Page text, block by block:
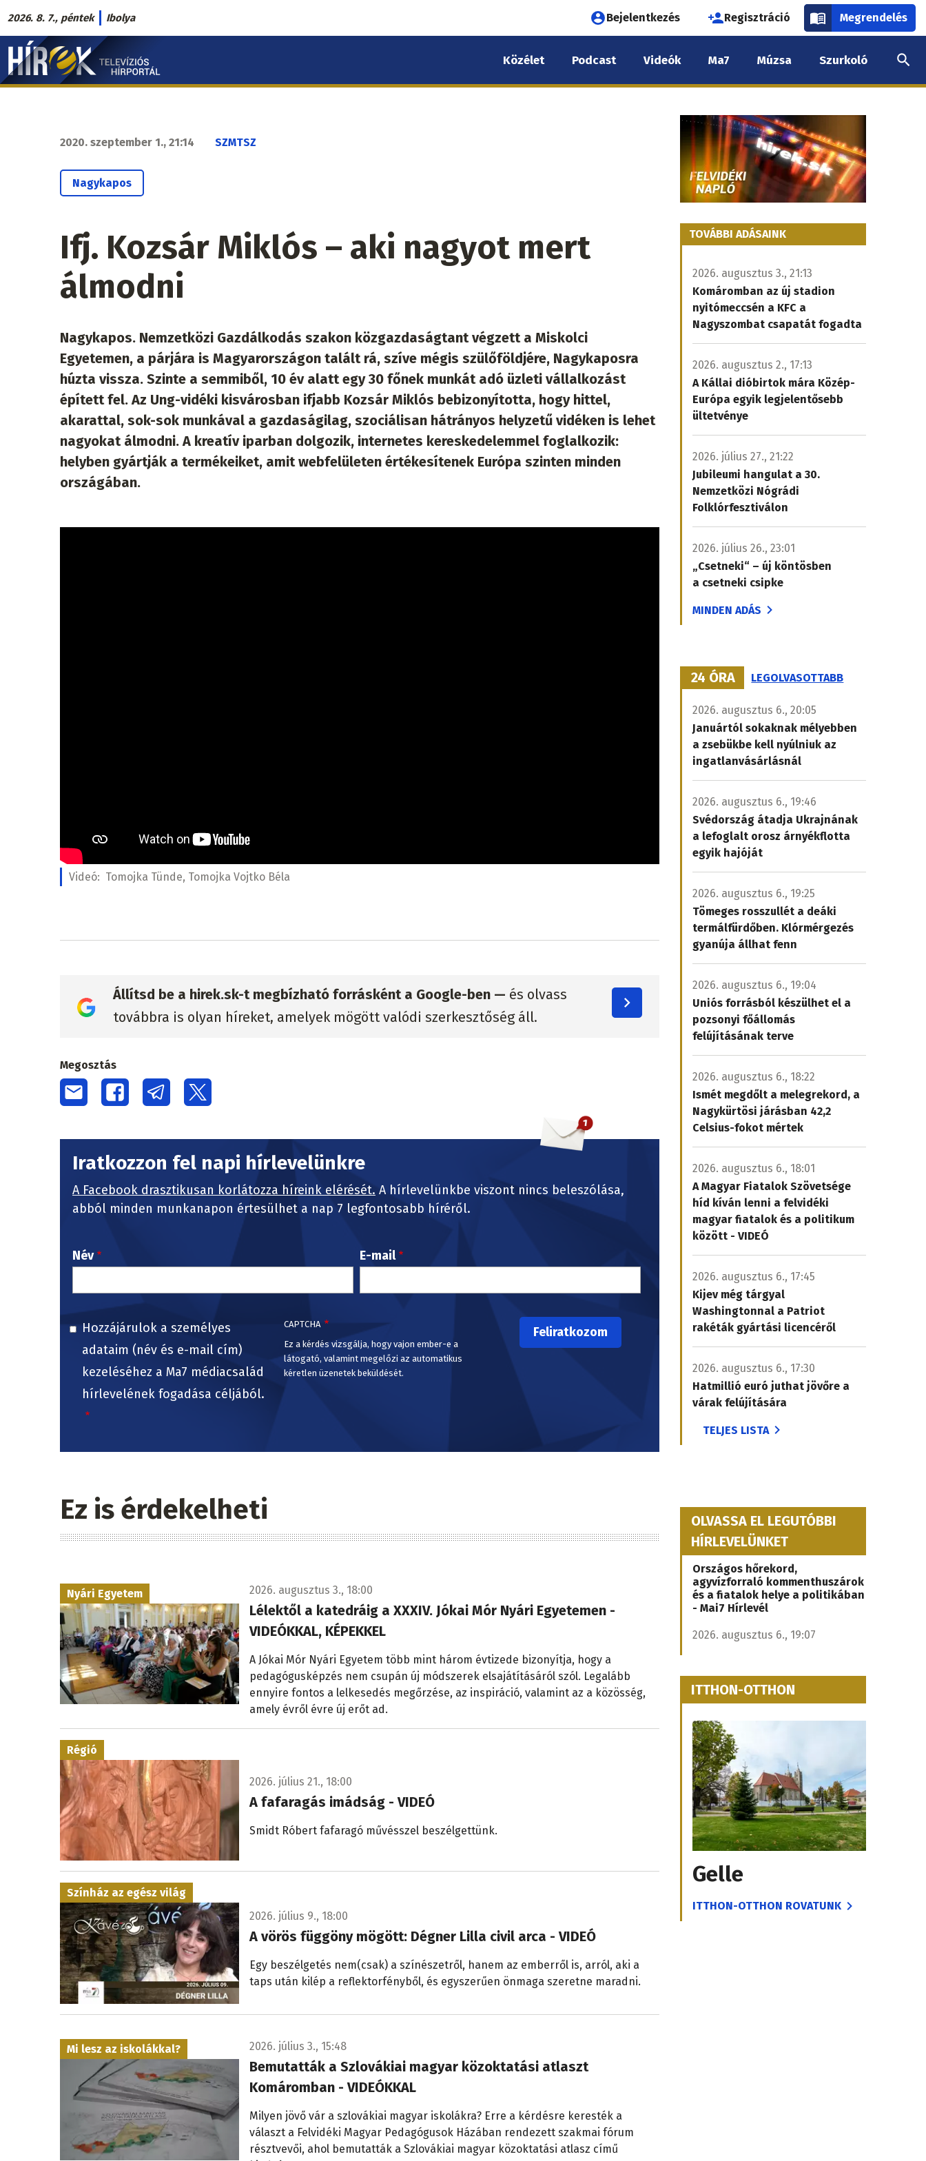
Ugrás
a
tartalomra
2026. 8. 7., péntek Ibolya
Felhasználói
fiók
menüje
Bejelentkezés Regisztráció Megrendelés
Hírek.sk
fő
Közélet Podcast Videók Ma7 Múzsa Szurkoló
2020. szeptember 1., 21:14 SZMTSZ
Nagykapos
Ifj. Kozsár Miklós – aki nagyot mert
álmodni
Nagykapos. Nemzetközi Gazdálkodás szakon közgazdaságtant végzett a Miskolci
Egyetemen, a párjára is Magyarországon talált rá, szíve mégis szülőföldjére, Nagykaposra
húzta vissza. Szinte a semmiből, 10 év alatt egy 30 főnek munkát adó üzleti vállalkozást
épített fel. Az Ung-vidéki kisvárosban ifjabb Kozsár Miklós bebizonyította, hogy hittel,
akarattal, sok-sok munkával a gazdaságilag, szociálisan hátrányos helyzetű vidéken is lehet
nagyokat álmodni. A kreatív iparban dolgozik, internetes kereskedelemmel foglalkozik:
helyben gyártják a termékeiket, amit webfelületen értékesítenek Európa szinten minden
országában.
Videó: Tomojka Tünde, Tomojka Vojtko Béla
Állítsd be a hirek.sk-t megbízható forrásként a Google-ben — és olvass
továbbra is olyan híreket, amelyek mögött valódi szerkesztőség áll.
Megosztás
Iratkozzon fel napi hírlevelünkre
A Facebook drasztikusan korlátozza híreink elérését. A hírlevelünkbe viszont nincs beleszólása,
abból minden munkanapon értesülhet a nap 7 legfontosabb híréről.
Név E-mail
Hozzájárulok a személyes
adataim (név és e-mail cím)
kezeléséhez a Ma7 médiacsalád
hírlevelének fogadása céljából.
CAPTCHA
Ez a kérdés vizsgálja, hogy vajon ember-e a
látogató, valamint megelőzi az automatikus
kéretlen üzenetek beküldését.
Ez is érdekelheti
Nyári Egyetem 2026. augusztus 3., 18:00
Lélektől a katedráig a XXXIV. Jókai Mór Nyári Egyetemen -
VIDEÓKKAL, KÉPEKKEL
A Jókai Mór Nyári Egyetem több mint három évtizede bizonyítja, hogy a
pedagógusképzés nem csupán új módszerek elsajátításáról szól. Legalább
ennyire fontos a lelkesedés megőrzése, az inspiráció, valamint az a közösség,
amely évről évre új erőt ad.
Régió
2026. július 21., 18:00
A fafaragás imádság - VIDEÓ
Smidt Róbert fafaragó művésszel beszélgettünk.
Színház az egész világ
2026. július 9., 18:00
A vörös függöny mögött: Dégner Lilla civil arca - VIDEÓ
Egy beszélgetés nem(csak) a színészetről, hanem az emberről is, arról, aki a
taps után kilép a reflektorfényből, és egyszerűen önmaga szeretne maradni.
Mi lesz az iskolákkal? 2026. július 3., 15:48
Bemutatták a Szlovákiai magyar közoktatási atlaszt
Komáromban - VIDEÓKKAL
Milyen jövő vár a szlovákiai magyar iskolákra? Erre a kérdésre keresték a
választ a Felvidéki Magyar Pedagógusok Házában rendezett szakmai fórum
résztvevői, ahol bemutatták a Szlovákiai magyar közoktatási atlasz című
TOVÁBBI ADÁSAINK
2026. augusztus 3., 21:13
Komáromban az új stadion
nyitómeccsén a KFC a
Nagyszombat csapatát fogadta
2026. augusztus 2., 17:13
A Kállai dióbirtok mára Közép-
Európa egyik legjelentősebb
ültetvénye
2026. július 27., 21:22
Jubileumi hangulat a 30.
Nemzetközi Nógrádi
Folklórfesztiválon
2026. július 26., 23:01
„Csetneki“ – új köntösben
a csetneki csipke
MINDEN ADÁS
24 ÓRA LEGOLVASOTTABB
2026. augusztus 6., 20:05
Januártól sokaknak mélyebben
a zsebükbe kell nyúlniuk az
ingatlanvásárlásnál
2026. augusztus 6., 19:46
Svédország átadja Ukrajnának
a lefoglalt orosz árnyékflotta
egyik hajóját
2026. augusztus 6., 19:25
Tömeges rosszullét a deáki
termálfürdőben. Klórmérgezés
gyanúja állhat fenn
2026. augusztus 6., 19:04
Uniós forrásból készülhet el a
pozsonyi főállomás
felújításának terve
2026. augusztus 6., 18:22
Ismét megdőlt a melegrekord, a
Nagykürtösi járásban 42,2
Celsius-fokot mértek
2026. augusztus 6., 18:01
A Magyar Fiatalok Szövetsége
híd kíván lenni a felvidéki
magyar fiatalok és a politikum
között - VIDEÓ
2026. augusztus 6., 17:45
Kijev még tárgyal
Washingtonnal a Patriot
rakéták gyártási licencéről
2026. augusztus 6., 17:30
Hatmillió euró juthat jövőre a
várak felújítására
TELJES LISTA
OLVASSA EL LEGUTÓBBI
HÍRLEVELÜNKET
Országos hőrekord,
agyvízforraló kommenthuszárok
és a fiatalok helye a politikában
- Mai7 Hírlevél
2026. augusztus 6., 19:07
ITTHON-OTTHON
Gelle
ITTHON-OTTHON ROVATUNK